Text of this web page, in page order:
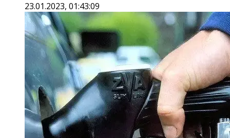
23.01.2023, 01:43:09